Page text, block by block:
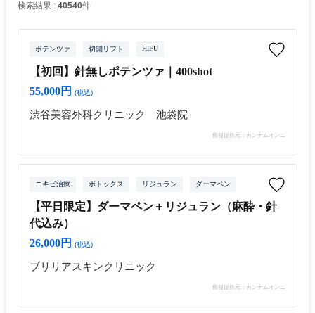
検索結果 : 40540件
ポテンツァ 切開リフト HIFU
【初回】針無しポテンツァ｜400shot
55,000円
(税込)
渋谷美容外科クリニック 池袋院
情報提供元：カンナムオンニ
ニキビ治療 ボトックス リジュラン ダーマペン
【平日限定】ダーマペン＋リジュラン（麻酔・針
代込み）
26,000円
(税込)
ブリリアスキンクリニック
情報提供元：カンナムオンニ